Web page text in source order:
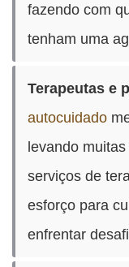
fazendo com
tenham uma
Terapeutas e
autocuidado
levando
serviços de
esforço para
enfrentar